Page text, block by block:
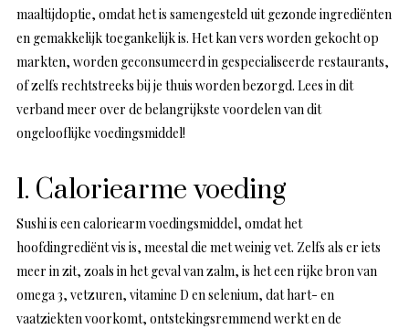
maaltijdoptie, omdat het is samengesteld uit gezonde ingrediënten
en gemakkelijk toegankelijk is. Het kan vers worden gekocht op
markten, worden geconsumeerd in gespecialiseerde restaurants,
of zelfs rechtstreeks bij je thuis worden bezorgd. Lees in dit
verband meer over de belangrijkste voordelen van dit
ongelooflijke voedingsmiddel!
1. Caloriearme voeding
Sushi is een caloriearm voedingsmiddel, omdat het
hoofdingrediënt vis is, meestal die met weinig vet. Zelfs als er iets
meer in zit, zoals in het geval van zalm, is het een rijke bron van
omega 3, vetzuren, vitamine D en selenium, dat hart- en
vaatziekten voorkomt, ontstekingsremmend werkt en de